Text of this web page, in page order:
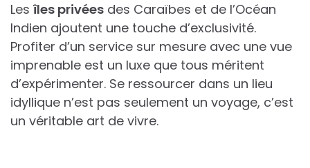
Les îles privées des Caraïbes et de l’Océan
Indien ajoutent une touche d’exclusivité.
Profiter d’un service sur mesure avec une vue
imprenable est un luxe que tous méritent
d’expérimenter. Se ressourcer dans un lieu
idyllique n’est pas seulement un voyage, c’est
un véritable art de vivre.